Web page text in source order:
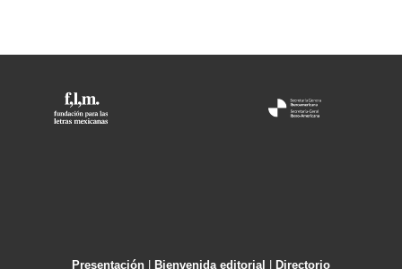
Presentación Bienvenida editorial Directorio